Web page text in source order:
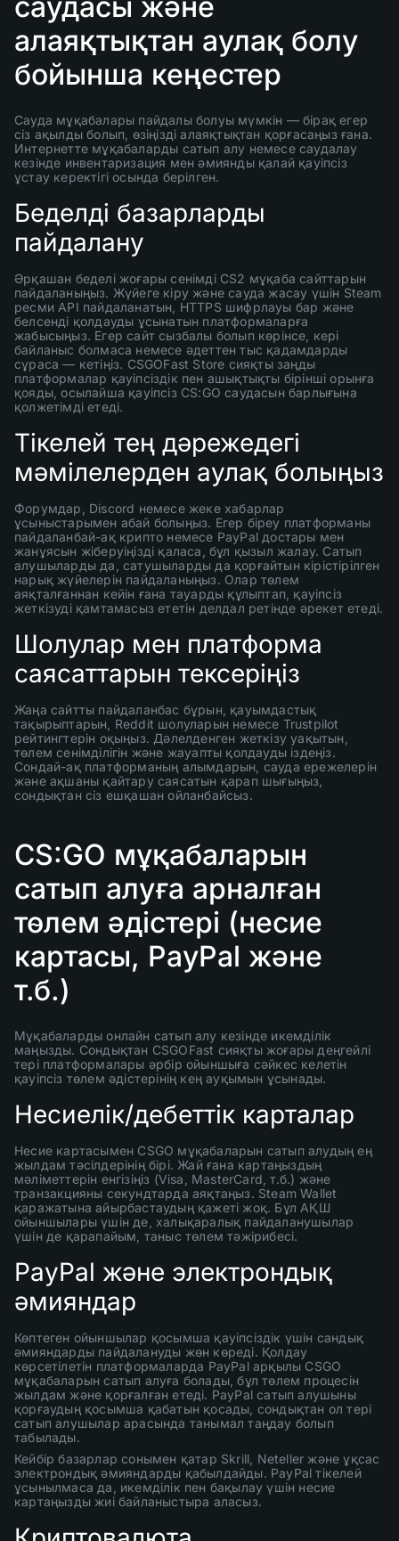
алаяқтықтан аулақ болу
бойынша кеңестер
Сауда мұқабалары пайдалы болуы мүмкін — бірақ егер
сіз ақылды болып, өзіңізді алаяқтықтан қорғасаңыз ғана.
Интернетте мұқабаларды сатып алу немесе саудалау
кезінде инвентаризация мен әмиянды қалай қауіпсіз
ұстау керектігі осында берілген.
Беделді базарларды
пайдалану
Әрқашан беделі жоғары сенімді CS2 мұқаба сайттарын
пайдаланыңыз. Жүйеге кіру және сауда жасау үшін Steam
ресми API пайдаланатын, HTTPS шифрлауы бар және
белсенді қолдауды ұсынатын платформаларға
жабысыңыз. Егер сайт сызбалы болып көрінсе, кері
байланыс болмаса немесе әдеттен тыс қадамдарды
сұраса — кетіңіз. CSGOFast Store сияқты заңды
платформалар қауіпсіздік пен ашықтықты бірінші орынға
қояды, осылайша қауіпсіз CS:GO саудасын барлығына
қолжетімді етеді.
Тікелей тең дәрежедегі
мәмілелерден аулақ болыңыз
Форумдар, Discord немесе жеке хабарлар
ұсыныстарымен абай болыңыз. Егер біреу платформаны
пайдаланбай-ақ крипто немесе PayPal достары мен
жанұясын жіберуіңізді қаласа, бұл қызыл жалау. Сатып
алушыларды да, сатушыларды да қорғайтын кірістірілген
нарық жүйелерін пайдаланыңыз. Олар төлем
аяқталғаннан кейін ғана тауарды құлыптап, қауіпсіз
жеткізуді қамтамасыз ететін делдал ретінде әрекет етеді.
Шолулар мен платформа
саясаттарын тексеріңіз
Жаңа сайтты пайдаланбас бұрын, қауымдастық
тақырыптарын, Reddit шолуларын немесе Trustpilot
рейтингтерін оқыңыз. Дәлелденген жеткізу уақытын,
төлем сенімділігін және жауапты қолдауды іздеңіз.
Сондай-ақ платформаның алымдарын, сауда ережелерін
және ақшаны қайтару саясатын қарап шығыңыз,
сондықтан сіз ешқашан ойланбайсыз.
CS:GO мұқабаларын
сатып алуға арналған
төлем әдістері (несие
картасы, PayPal және
т.б.)
Мұқабаларды онлайн сатып алу кезінде икемділік
маңызды. Сондықтан CSGOFast сияқты жоғары деңгейлі
тері платформалары әрбір ойыншыға сәйкес келетін
қауіпсіз төлем әдістерінің кең ауқымын ұсынады.
Несиелік/дебеттік карталар
Несие картасымен CSGO мұқабаларын сатып алудың ең
жылдам тәсілдерінің бірі. Жай ғана картаңыздың
мәліметтерін енгізіңіз (Visa, MasterCard, т.б.) және
транзакцияны секундтарда аяқтаңыз. Steam Wallet
қаражатына айырбастаудың қажеті жоқ. Бұл АҚШ
ойыншылары үшін де, халықаралық пайдаланушылар
үшін де қарапайым, таныс төлем тәжірибесі.
PayPal және электрондық
әмияндар
Көптеген ойыншылар қосымша қауіпсіздік үшін сандық
әмияндарды пайдалануды жөн көреді. Қолдау
көрсетілетін платформаларда PayPal арқылы CSGO
мұқабаларын сатып алуға болады, бұл төлем процесін
жылдам және қорғалған етеді. PayPal сатып алушыны
қорғаудың қосымша қабатын қосады, сондықтан ол тері
сатып алушылар арасында танымал таңдау болып
табылады.
Кейбір базарлар сонымен қатар Skrill, Neteller және ұқсас
электрондық әмияндарды қабылдайды. PayPal тікелей
ұсынылмаса да, икемділік пен бақылау үшін несие
картаңызды жиі байланыстыра аласыз.